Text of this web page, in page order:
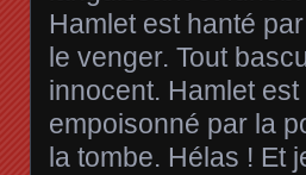
Hamlet est hanté
le venger. Tout
innocent. Hamlet
empoisonné par la
la tombe. Hélas ! Et